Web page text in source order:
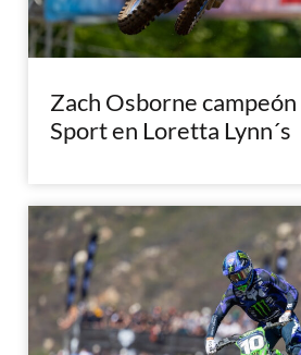
Zach Osborne
Sport en Loretta Lynn´s